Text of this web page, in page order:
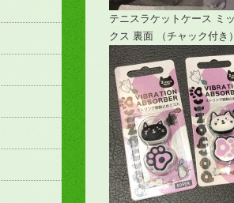
テニスラケットケース ミ
クス 裏面 （チャック付き